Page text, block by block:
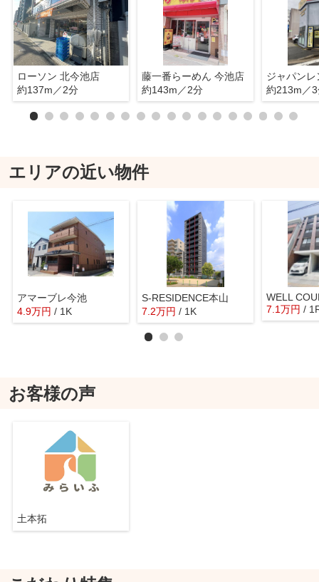
ローソン 北今池店
約137m／2分
藤一番らーめん 今池店
約143m／2分
約213m／
エリアの近い物件
アマーブレ今池
4.9万円 / 1K
S-RESIDENCE本山
7.2万円 / 1K
WELL
7.1万円 /
お客様の声
土本拓